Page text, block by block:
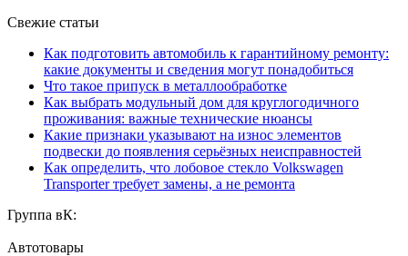
Свежие статьи
Как подготовить автомобиль к гарантийному ремонту:
какие документы и сведения могут понадобиться
Что такое припуск в металлообработке
Как выбрать модульный дом для круглогодичного
проживания: важные технические нюансы
Какие признаки указывают на износ элементов
подвески до появления серьёзных неисправностей
Как определить, что лобовое стекло Volkswagen
Transporter требует замены, а не ремонта
Группа вК:
Автотовары